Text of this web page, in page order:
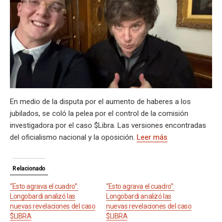
p
p
m o
k
s
e
er
n
k
ar
tir
En medio de la disputa por el aumento de haberes a los
jubilados, se coló la pelea por el control de la comisión
investigadora por el caso $Libra. Las versiones encontradas
del oficialismo nacional y la oposición. Leer más
Relacionado
“Esto agrava el cuadro”:
Longobardi analizó las
nuevas revelaciones del caso
$LIBRA
“Esto agrava el cuadro”:
Longobardi analizó las
nuevas revelaciones del caso
$LIBRA